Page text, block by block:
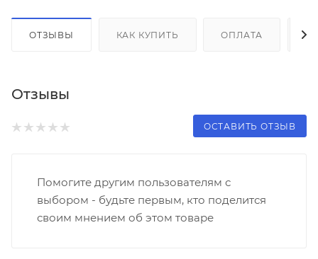
ОТЗЫВЫ КАК КУПИТЬ ОПЛАТА
Отзывы
ОСТАВИТЬ ОТЗЫВ
Помогите другим пользователям с
выбором - будьте первым, кто поделится
своим мнением об этом товаре